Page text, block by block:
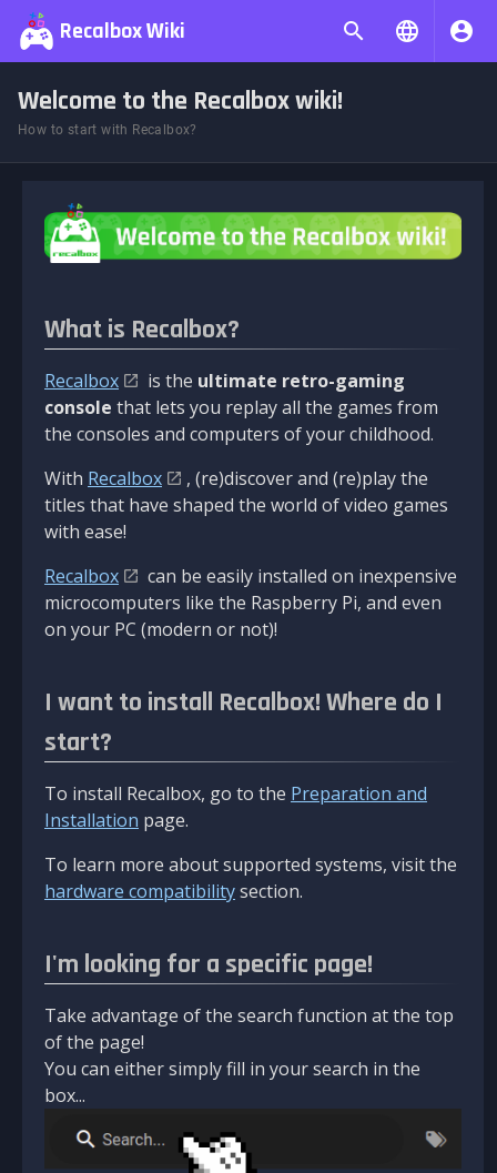
Recalbox Wiki
Welcome to the Recalbox wiki!
How to start with Recalbox?
What is Recalbox?
Recalbox is the ultimate retro-gaming
console that lets you replay all the games from
the consoles and computers of your childhood.
With Recalbox
, (re)discover and (re)play the
titles that have shaped the world of video games
with ease!
Recalbox
can be easily installed on inexpensive
microcomputers like the Raspberry Pi, and even
on your PC (modern or not)!
I want to install Recalbox! Where do I
start?
To install Recalbox, go to the Preparation and
Installation page.
To learn more about supported systems, visit the
hardware compatibilitysection.
I'm looking for a specific page!
Take advantage of the search function at the top
of the page!
You can either simply fill in your search in the
box...